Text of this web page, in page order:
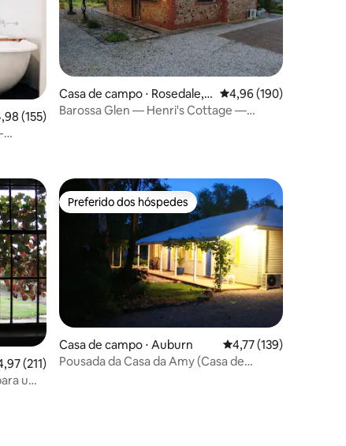
de uma avaliação média de 5, 155 avaliações
(155)
Casa de campo ⋅ Rosedale,
McCallum Road
4,96 de uma avaliação
4,96 (190)
Barossa Glen — Henri's Cottage —
de uma avaliação média de 5, 211 avaliações
(211)
um
Preferido dos hóspedes
Preferido dos hóspedes
Casa de campo ⋅ Auburn 4,77 de uma avaliação
4,77 (139)
Pousada da Casa da Amy (Casa de